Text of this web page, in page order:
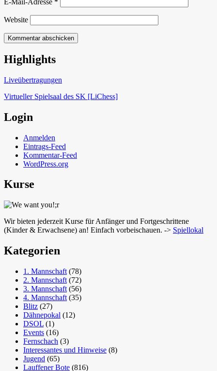
Website
Schach in Lauffen
Highlights
Liveübertragungen
Virtueller Spielsaal des SK [LiChess]
Login
Anmelden
Eintrags-Feed
Kommentar-Feed
WordPress.org
Kurse
Wir bieten jederzeit Kurse für Anfänger und Fortgeschrittene
(Kinder & Erwachsene) an! Einfach vorbeischauen. -> Spiellokal
Kategorien
1. Mannschaft (78)
2. Mannschaft (72)
3. Mannschaft (56)
4. Mannschaft (35)
Blitz (27)
Dähnepokal (12)
DSOL (1)
Events (16)
Fernschach (3)
Interessantes und Hinweise (8)
Jugend (65)
Lauffener Bote (816)